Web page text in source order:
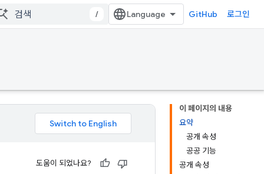
/ GitHub 로그인
이 페이지의 내용
요약
공개 속성
공공 기능
공개 속성
도움이 되었나요?